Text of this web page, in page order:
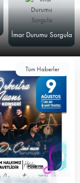
İmar Durumu Sorgula
Tüm Haberler